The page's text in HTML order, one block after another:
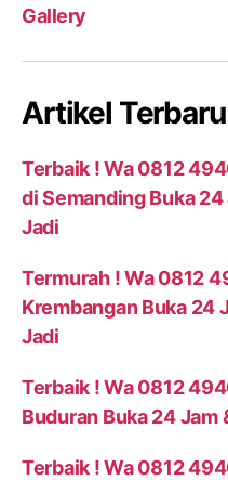
Gallery
Artikel Terbaru
Terbaik ! Wa 0812
di Semanding Buka
Jadi
Termurah ! Wa 0812
Krembangan Buka 24
Jadi
Terbaik ! Wa 0812
Buduran Buka 24 Jam
Terbaik ! Wa 0812